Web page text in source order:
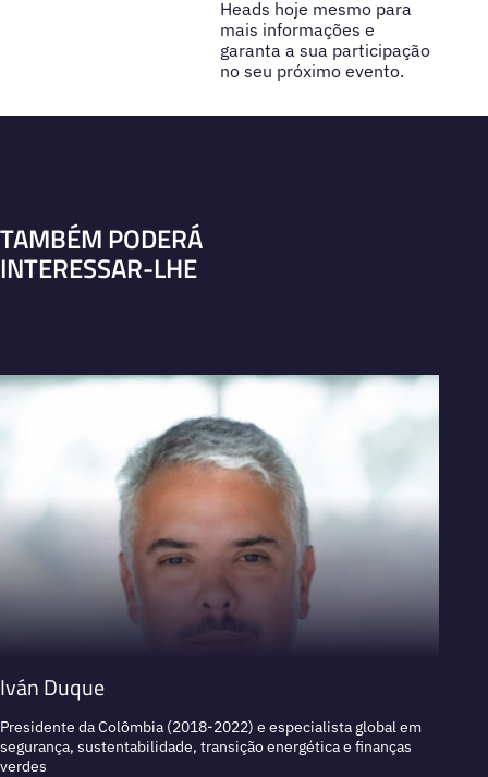
Heads hoje mesmo para
mais informações e
garanta a sua participação
no seu próximo evento.
TAMBÉM PODERÁ
INTERESSAR-LHE
Iván Duque
Presidente da Colômbia (2018-2022) e especialista global em
segurança, sustentabilidade, transição energética e finanças
verdes